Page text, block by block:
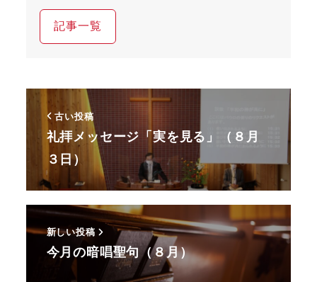
記事一覧
古い投稿
礼拝メッセージ「実を見る」（８月
３日）
新しい投稿
今月の暗唱聖句（８月）